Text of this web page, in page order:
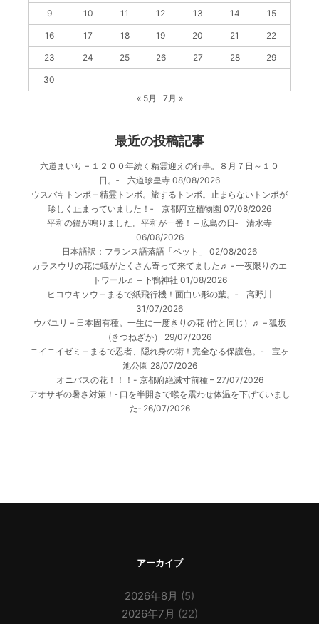
9 10 11 12 13 14 15
16 17 18 19 20 21 22
23 24 25 26 27 28 29
30
« 5月
7月 »
最近の投稿記事
六道まいり – １２００年続く精霊迎えの行事。８月７日～１０
日。‐ 六道珍皇寺 08/08/2026
ウスバキトンボ – 精霊トンボ。旅するトンボ。止まらないトンボが
珍しく止まっていました！‐ 京都府立植物園 07/08/2026
平和の鐘が鳴りました。平和が一番！ – 広島の日‐ 清水寺
06/08/2026
日本語訳：フランス語落語「ペット」
02/08/2026
カラスウリの花に蟻がたくさん寄って来てました♬ ‐ 一夜限りのエ
トワール♬ – 下鴨神社 01/08/2026
ヒコウキソウ – まるで紙飛行機！面白い形の葉。‐ 高野川
31/07/2026
ウバユリ – 日本固有種。一生に一度きりの花 (竹と同じ）♬ – 狐坂
(きつねざか）
29/07/2026
ニイニイゼミ – まるで忍者、隠れ身の術！完全なる保護色。‐ 宝ヶ
池公園 28/07/2026
オニバスの花！！！- 京都府絶滅寸前種 – 27/07/2026
アオサギの暑さ対策！‐ 口を半開きで喉を震わせ体温を下げていまし
た‐ 26/07/2026
アーカイブ
2026年8月 (5)
2026年7月 (22)